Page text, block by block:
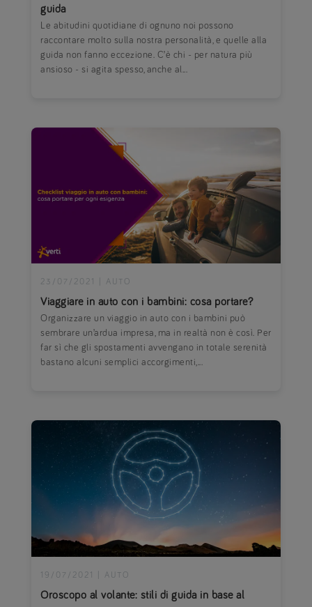
guida
Le abitudini quotidiane di ognuno noi possono
raccontare molto sulla nostra personalità, e quelle alla
guida non fanno eccezione. C’è chi - per natura più
ansioso - si agita spesso, anche al...
Viaggiare in auto con i bambini: cosa portare?
23/07/2021 AUTO
Organizzare un viaggio in auto con i bambini può
sembrare un’ardua impresa, ma in realtà non è così. Per
far sì che gli spostamenti avvengano in totale serenità
bastano alcuni semplici accorgimenti,...
Oroscopo al volante: stili di guida in base al
19/07/2021 AUTO